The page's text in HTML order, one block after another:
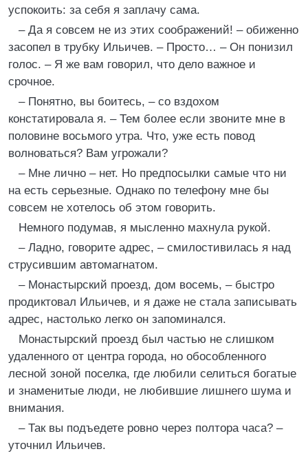
успокоить: за себя я заплачу сама.
– Да я совсем не из этих соображений! – обиженно
засопел в трубку Ильичев. – Просто… – Он понизил
голос. – Я же вам говорил, что дело важное и
срочное.
– Понятно, вы боитесь, – со вздохом
констатировала я. – Тем более если звоните мне в
половине восьмого утра. Что, уже есть повод
волноваться? Вам угрожали?
– Мне лично – нет. Но предпосылки самые что ни
на есть серьезные. Однако по телефону мне бы
совсем не хотелось об этом говорить.
Немного подумав, я мысленно махнула рукой.
– Ладно, говорите адрес, – смилостивилась я над
струсившим автомагнатом.
– Монастырский проезд, дом восемь, – быстро
продиктовал Ильичев, и я даже не стала записывать
адрес, настолько легко он запоминался.
Монастырский проезд был частью не слишком
удаленного от центра города, но обособленного
лесной зоной поселка, где любили селиться богатые
и знаменитые люди, не любившие лишнего шума и
внимания.
– Так вы подъедете ровно через полтора часа? –
уточнил Ильичев.